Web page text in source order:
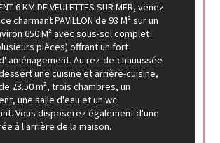
6 KM DE VEULETTES SUR MER, venez
charmant PAVILLON de 93 M² sur un
650 M² avec sous-sol complet
pièces) offrant un fort
aménagement. Au rez-de-chauussée
une cuisine et arrière-cuisine,
23.50 m², trois chambres, un
une salle d'eau et un wc
Vous disposerez également d'une
à l'arrière de la maison.